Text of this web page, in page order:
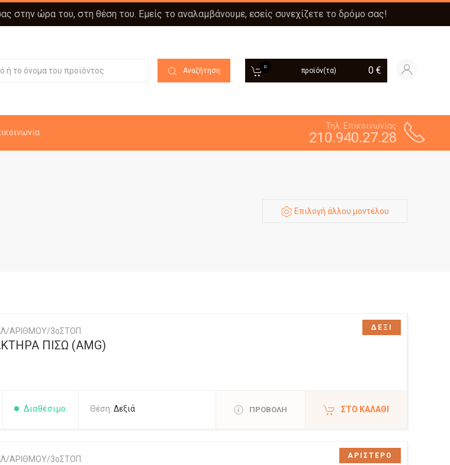
στην ώρα του, στη θέση του. Εμείς το αναλαμβάνουμε, εσείς συνεχίζετε το δρόμο σας!
Αναζήτηση 0 προϊόν(τα) 0 €
Τηλ. Επικοινωνίας
210.940.27.28
Επιλογή άλλου μοντέλου
ΑΡΙΘΜΟΥ/3οΣΤΟΠ
ΠΙΣΩ (AMG)
Διαθέσιμο Θέση: Δεξιά ΠΡΟΒΟΛΗ ΣΤΟ ΚΑΛΆΘΙ
ΔΕΞΙ
ΑΡΙΘΜΟΥ/3οΣΤΟΠ ΑΡΙΣΤΕΡΟ